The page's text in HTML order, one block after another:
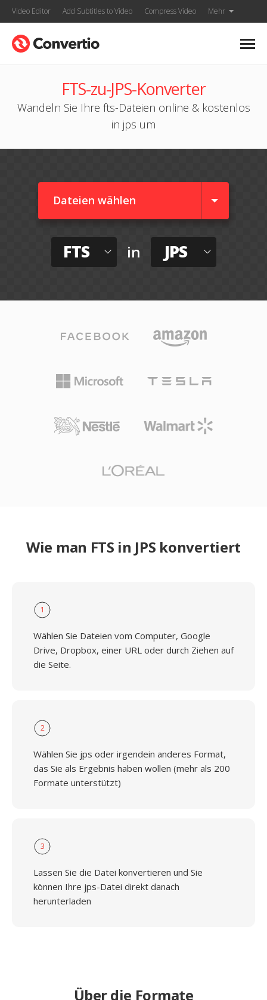
Video Editor Add Subtitles to Video Compress Video Mehr
FTS-zu-JPS-Konverter
Wandeln Sie Ihre fts-Dateien online & kostenlos
in jps um
Dateien wählen
FTS in JPS
Wie man FTS in JPS konvertiert
1
Wählen Sie Dateien vom Computer, Google
Drive, Dropbox, einer URL oder durch Ziehen auf
die Seite.
2
Wählen Sie jps oder irgendein anderes Format,
das Sie als Ergebnis haben wollen (mehr als 200
Formate unterstützt)
3
Lassen Sie die Datei konvertieren und Sie
können Ihre jps-Datei direkt danach
herunterladen
Über die Formate